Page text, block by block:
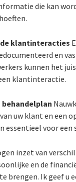
die kan
klantinteracties
en
kunnen het
klantinteractie.
uw klant en een
essentieel voor een
inzet van
en de
brengen. Ik geef u